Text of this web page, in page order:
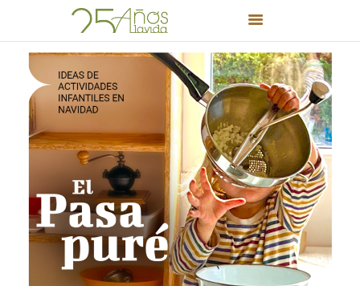
INICIO
PROYECTO EDUCATIVO
EDUCACIÓN INFANTIL Y
PRIMARIA
BLOG
PUERTAS ABIERTAS
FORMACIÓN